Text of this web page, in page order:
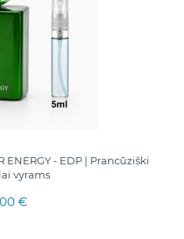
- EDP | Prancūziški
vyrams
€